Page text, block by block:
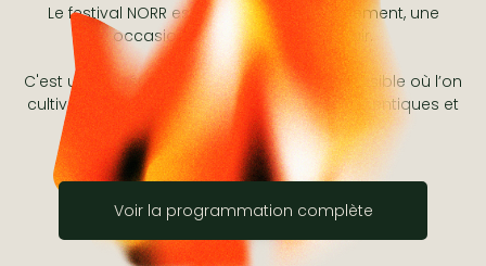
Le festival NORR est un lieu de rassemblement, une
occasion de ralentir au grand air.
C'est une expérience festive unique et accessible où l’on
cultive les passions, forge des relations authentiques et
partage des histoires.
Voir la programmation complète